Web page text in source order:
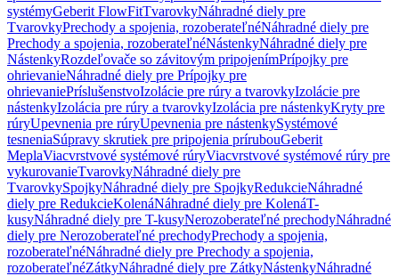
systémyGeberit FlowFitTvarovkyNáhradné diely pre
TvarovkyPrechody a spojenia, rozoberateľnéNáhradné diely pre
Prechody a spojenia, rozoberateľnéNástenkyNáhradné diely pre
NástenkyRozdeľovače so závitovým pripojenímPrípojky pre
ohrievanieNáhradné diely pre Prípojky pre
ohrievaniePríslušenstvoIzolácie pre rúry a tvarovkyIzolácie pre
nástenkyIzolácia pre rúry a tvarovkyIzolácia pre nástenkyKryty pre
rúryUpevnenia pre rúryUpevnenia pre nástenkySystémové
tesneniaSúpravy skrutiek pre pripojenia prírubouGeberit
MeplaViacvrstvové systémové rúryViacvrstvové systémové rúry pre
vykurovanieTvarovkyNáhradné diely pre
TvarovkySpojkyNáhradné diely pre SpojkyRedukcieNáhradné
diely pre RedukcieKolenáNáhradné diely pre KolenáT-
kusyNáhradné diely pre T-kusyNerozoberateľné prechodyNáhradné
diely pre Nerozoberateľné prechodyPrechody a spojenia,
rozoberateľnéNáhradné diely pre Prechody a spojenia,
rozoberateľnéZátkyNáhradné diely pre ZátkyNástenkyNáhradné